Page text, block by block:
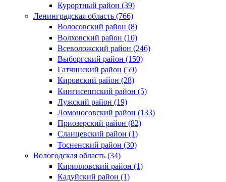
Курортный район (39)
Ленинградская область (766)
Волосовский район (8)
Волховский район (10)
Всеволожский район (246)
Выборгский район (150)
Гатчинский район (59)
Кировский район (28)
Кингисеппский район (5)
Лужский район (19)
Ломоносовский район (133)
Приозерский район (82)
Сланцевский район (1)
Тосненский район (30)
Вологодская область (34)
Кирилловский район (1)
Кадуйский район (1)